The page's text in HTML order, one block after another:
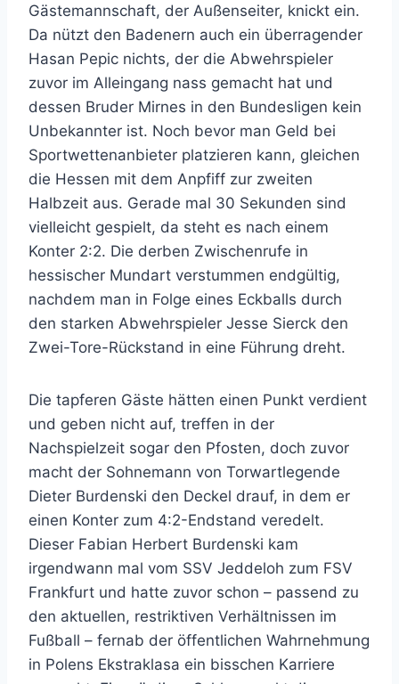
Gästemannschaft, der Außenseiter, knickt ein.
Da nützt den Badenern auch ein überragender
Hasan Pepic nichts, der die Abwehrspieler
zuvor im Alleingang nass gemacht hat und
dessen Bruder Mirnes in den Bundesligen kein
Unbekannter ist. Noch bevor man Geld bei
Sportwettenanbieter platzieren kann, gleichen
die Hessen mit dem Anpfiff zur zweiten
Halbzeit aus. Gerade mal 30 Sekunden sind
vielleicht gespielt, da steht es nach einem
Konter 2:2. Die derben Zwischenrufe in
hessischer Mundart verstummen endgültig,
nachdem man in Folge eines Eckballs durch
den starken Abwehrspieler Jesse Sierck den
Zwei-Tore-Rückstand in eine Führung dreht.
Die tapferen Gäste hätten einen Punkt verdient
und geben nicht auf, treffen in der
Nachspielzeit sogar den Pfosten, doch zuvor
macht der Sohnemann von Torwartlegende
Dieter Burdenski den Deckel drauf, in dem er
einen Konter zum 4:2-Endstand veredelt.
Dieser Fabian Herbert Burdenski kam
irgendwann mal vom SSV Jeddeloh zum FSV
Frankfurt und hatte zuvor schon – passend zu
den aktuellen, restriktiven Verhältnissen im
Fußball – fernab der öffentlichen Wahrnehmung
in Polens Ekstraklasa ein bisschen Karriere